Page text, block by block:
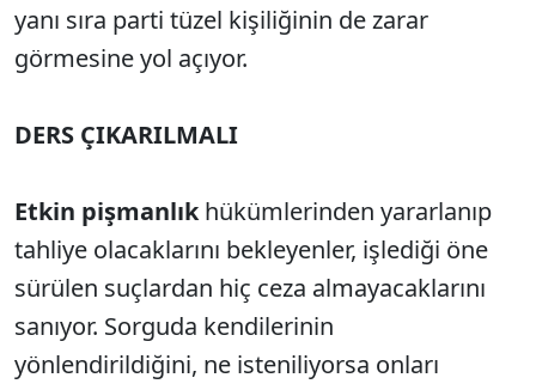
yanı sıra parti tüzel kişiliğinin de zarar
görmesine yol açıyor.
DERS ÇIKARILMALI
Etkin pişmanlıkhükümlerinden yararlanıp
tahliye olacaklarını bekleyenler, işlediği öne
sürülen suçlardan hiç ceza almayacaklarını
sanıyor. Sorguda kendilerinin
yönlendirildiğini, ne isteniliyorsa onları